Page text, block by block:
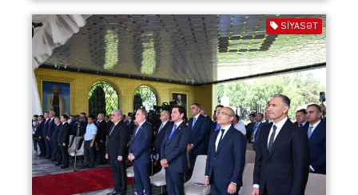
SIYASƏT